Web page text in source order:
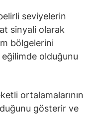
seviyelerin
sinyali olarak
bölgelerini
olduğunu
ortalamalarının
gösterir ve